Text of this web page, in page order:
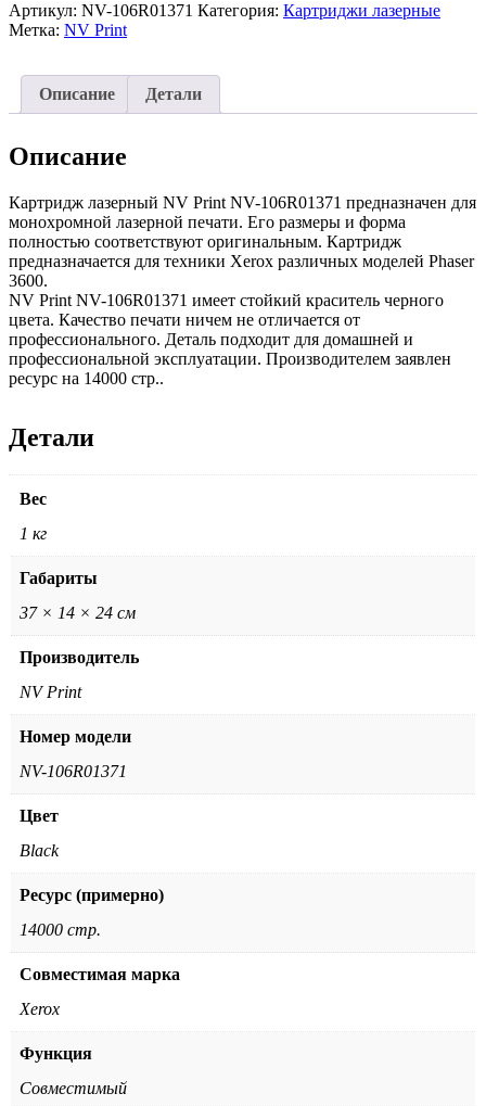
Артикул: NV-106R01371 Категория: Картриджи лазерные
Метка: NV Print
Описание Детали
Описание
Картридж лазерный NV Print NV-106R01371 предназначен для
монохромной лазерной печати. Его размеры и форма
полностью соответствуют оригинальным. Картридж
предназначается для техники Xerox различных моделей Phaser
3600.
NV Print NV-106R01371 имеет стойкий краситель черного
цвета. Качество печати ничем не отличается от
профессионального. Деталь подходит для домашней и
профессиональной эксплуатации. Производителем заявлен
ресурс на 14000 стр..
Детали
Вес
1 кг
Габариты
37 × 14 × 24 см
Производитель
NV Print
Номер модели
NV-106R01371
Цвет
Black
Ресурс (примерно)
14000 стр.
Совместимая марка
Xerox
Функция
Совместимый